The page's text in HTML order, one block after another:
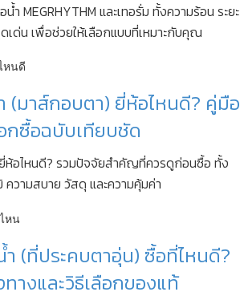
ำ MEGRHYTHM และเทอรั่ม ทั้งความร้อน ระยะ
ดเด่น เพื่อช่วยให้เลือกแบบที่เหมาะกับคุณ
(มาส์กอบตา) ยี่ห้อไหนดี? คู่มือ
กซื้อฉบับเทียบชัด
ห้อไหนดี? รวมปัจจัยสำคัญที่ควรดูก่อนซื้อ ทั้ง
วามสบาย วัสดุ และความคุ้มค่า
(ที่ประคบตาอุ่น) ซื้อที่ไหนดี?
างและวิธีเลือกของแท้